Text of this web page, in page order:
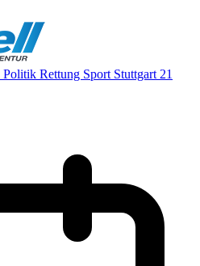
Politik Rettung Sport Stuttgart 21